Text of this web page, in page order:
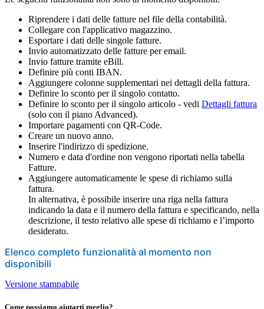
Riprendere i dati delle fatture nel file della contabilità.
Collegare con l'applicativo magazzino.
Esportare i dati delle singole fatture.
Invio automatizzato delle fatture per email.
Invio fatture tramite eBill.
Definire più conti IBAN.
Aggiungere colonne supplementari nei dettagli della fattura.
Definire lo sconto per il singolo contatto.
Definire lo sconto per il singolo articolo - vedi Dettagli fattura
(solo con il piano Advanced).
Importare pagamenti con QR-Code.
Creare un nuovo anno.
Inserire l'indirizzo di spedizione.
Numero e data d'ordine non vengono riportati nella tabella
Fatture.
Aggiungere automaticamente le spese di richiamo sulla
fattura.
In alternativa, è possibile inserire una riga nella fattura
indicando la data e il numero della fattura e specificando, nella
descrizione, il testo relativo alle spese di richiamo e l’importo
desiderato.
Elenco completo funzionalità al momento non
disponibili
Versione stampabile
Come possiamo aiutarti meglio?